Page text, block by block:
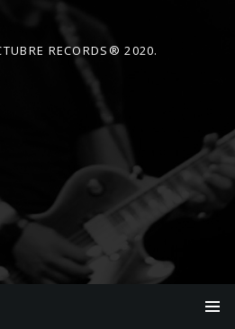
RECORDS® 2020.